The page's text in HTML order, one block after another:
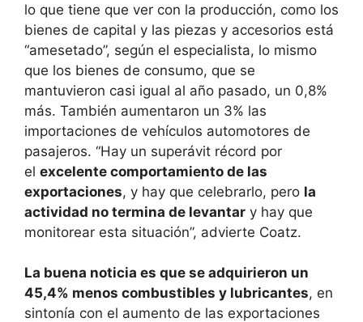
lo que tiene que ver con la producción, como los
bienes de capital y las piezas y accesorios está
“amesetado”, según el especialista, lo mismo
que los bienes de consumo, que se
mantuvieron casi igual al año pasado, un 0,8%
más. También aumentaron un 3% las
importaciones de vehículos automotores de
pasajeros. “Hay un superávit récord por
el excelente comportamiento de las
exportaciones, y hay que celebrarlo, pero la
actividad no termina de levantar y hay que
monitorear esta situación”, advierte Coatz.
La buena noticia es que se adquirieron un
45,4% menos combustibles y lubricantes, en
sintonía con el aumento de las exportaciones